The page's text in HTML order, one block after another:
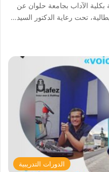
الآداب بجامعة حلوان عن
تحت رعاية الدكتور السيد…
الدورات التدريبية